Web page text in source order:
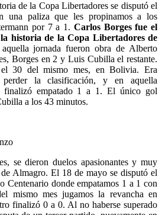
de la Copa Libertadores se disputó el
una paliza que les propinamos a los
por 7 a 1. Carlos Borges fue el
historia de la Copa Libertadores de
jornada fueron obra de Alberto
Borges en 2 y Luis Cubilla el restante.
30 del mismo mes, en Bolivia. Era
perder la clasificación, y en aquella
finalizó empatado 1 a 1. El único gol
a los 43 minutos.
se dieron duelos apasionantes y muy
Almagro. El 18 de mayo se disputó el
Centenario donde empatamos 1 a 1 con
mismo mes jugamos la revancha en
finalizó 0 a 0. Al no haberse superado